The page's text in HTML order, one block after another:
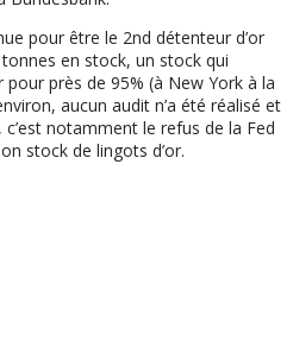
pour être le 2nd détenteur d’or
en stock, un stock qui
pour près de 95% (à New York à la
aucun audit n’a été réalisé et
notamment le refus de la Fed
stock de lingots d’or.